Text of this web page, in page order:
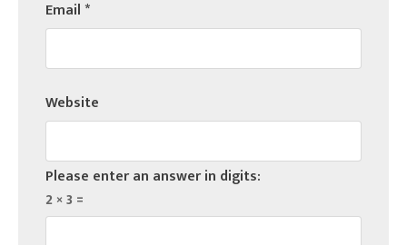
Email*
Website
Please enter an answer in digits:
2 × 3 =